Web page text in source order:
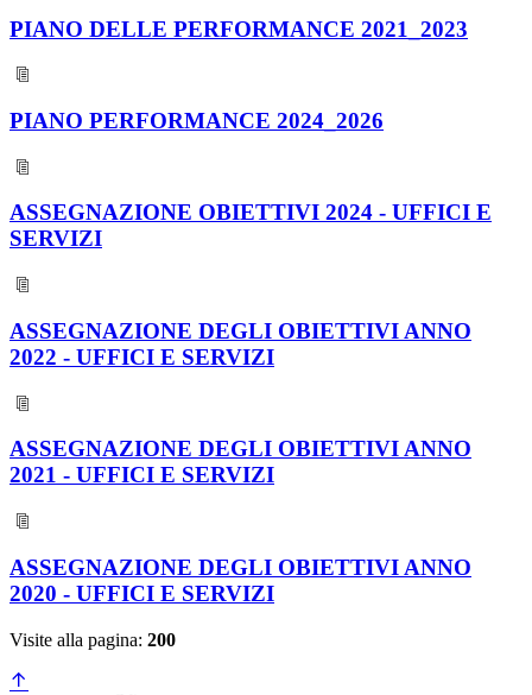
PIANO DELLE PERFORMANCE 2021_2023
PIANO PERFORMANCE 2024_2026
ASSEGNAZIONE OBIETTIVI 2024 - UFFICI E
SERVIZI
ASSEGNAZIONE DEGLI OBIETTIVI ANNO
2022 - UFFICI E SERVIZI
ASSEGNAZIONE DEGLI OBIETTIVI ANNO
2021 - UFFICI E SERVIZI
ASSEGNAZIONE DEGLI OBIETTIVI ANNO
2020 - UFFICI E SERVIZI
Visite alla pagina: 200